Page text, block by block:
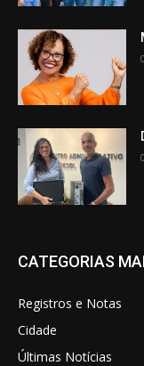
CATEGORIAS
Registros e Notas
Cidade
Últimas Notícias